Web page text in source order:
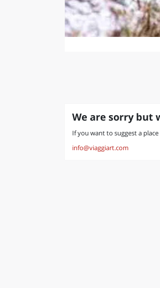
We are sorry but
If you want to suggest a
info@viaggiart.com